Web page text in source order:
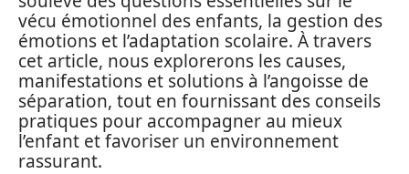
vécu émotionnel des enfants, la gestion des
émotions et l’adaptation scolaire. À travers
cet article, nous explorerons les causes,
manifestations et solutions à l’angoisse de
séparation, tout en fournissant des conseils
pratiques pour accompagner au mieux
l’enfant et favoriser un environnement
rassurant.